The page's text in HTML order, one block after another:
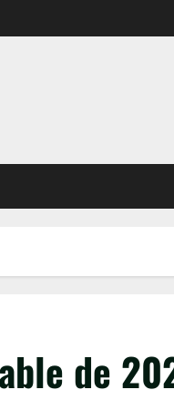
de